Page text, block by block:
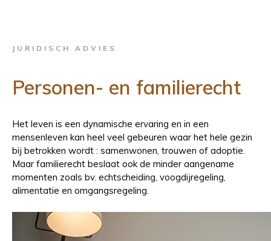
JURIDISCH ADVIES
Personen- en familierecht
Het leven is een dynamische ervaring en in een
mensenleven kan heel veel gebeuren waar het hele gezin
bij betrokken wordt : samenwonen, trouwen of adoptie.
Maar familierecht beslaat ook de minder aangename
momenten zoals bv. echtscheiding, voogdijregeling,
alimentatie en omgangsregeling.